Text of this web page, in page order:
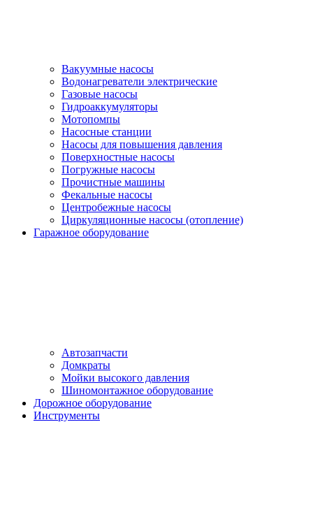
Вакуумные насосы
Водонагреватели электрические
Газовые насосы
Гидроаккумуляторы
Мотопомпы
Насосные станции
Насосы для повышения давления
Поверхностные насосы
Погружные насосы
Прочистные машины
Фекальные насосы
Центробежные насосы
Циркуляционные насосы (отопление)
Гаражное оборудование
Автозапчасти
Домкраты
Мойки высокого давления
Шиномонтажное оборудование
Дорожное оборудование
Инструменты